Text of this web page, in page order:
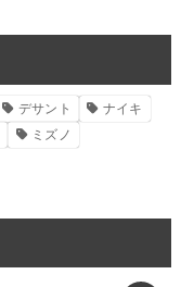
デサント
ナイキ
ミズノ